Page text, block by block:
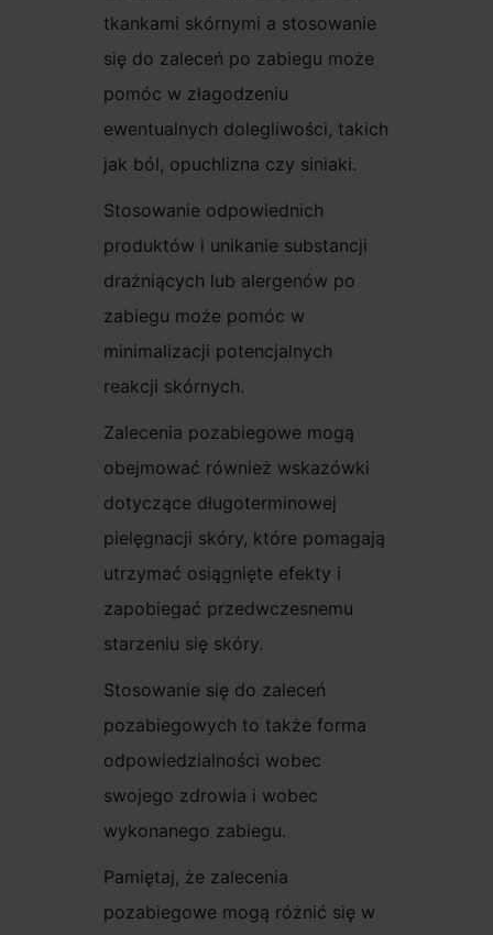
tkankami skórnymi a stosowanie
się do zaleceń po zabiegu może
pomóc w złagodzeniu
ewentualnych dolegliwości, takich
jak ból, opuchlizna czy siniaki.
Stosowanie odpowiednich
produktów i unikanie substancji
drażniących lub alergenów po
zabiegu może pomóc w
minimalizacji potencjalnych
reakcji skórnych.
Zalecenia pozabiegowe mogą
obejmować również wskazówki
dotyczące długoterminowej
pielęgnacji skóry, które pomagają
utrzymać osiągnięte efekty i
zapobiegać przedwczesnemu
starzeniu się skóry.
Stosowanie się do zaleceń
pozabiegowych to także forma
odpowiedzialności wobec
swojego zdrowia i wobec
wykonanego zabiegu.
Pamiętaj, że zalecenia
pozabiegowe mogą różnić się w